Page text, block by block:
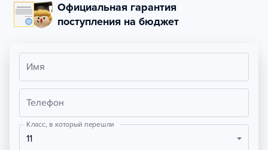
Официальная гарантия
поступления на бюджет
Имя
Телефон
Класс, в который перешли
11